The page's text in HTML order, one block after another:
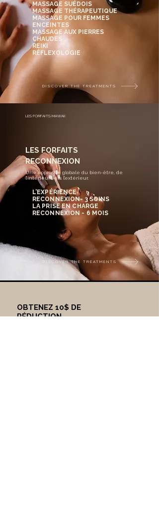
MASSAGE SUÉDOIS
MASSAGE THÉRAPEUTIQUE
MASSAGE POUR FEMMES
ENCEINTES
MASSAGE AUX PIERRES
CHAUDES
REIKI
RÉFLEXOLOGIE
LES FORFAITS
RECONNEXION
Une approche globale du bien-être, de
l’intérieur vers l’extérieur.
L’EXPÉRIENCE
RECONNEXION- 3 SOINS
LA PRISE EN CHARGE
RECONNEXION - 6 MOIS
LES FORFAITS MAWAII
DISCOVER THE TREATMENTS
DISCOVER THE TREATMENTS
OBTENEZ 10$ DE
RÉDUCTION